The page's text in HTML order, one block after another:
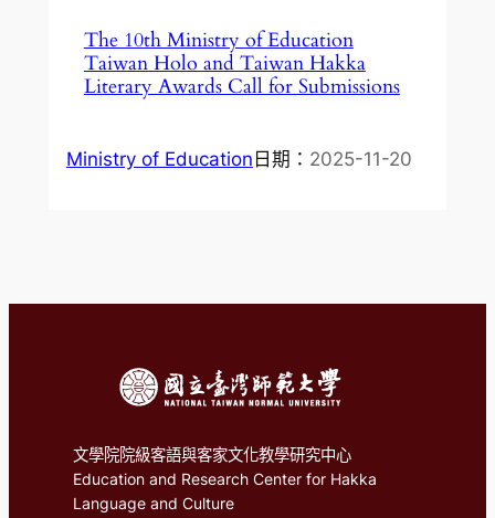
The 10th Ministry of Education
Taiwan Holo and Taiwan Hakka
Literary Awards Call for Submissions
Ministry of Education 日期： 2025-11-20
文學院院級客語與客家文化教學研究中心
Education and Research Center for Hakka
Language and Culture